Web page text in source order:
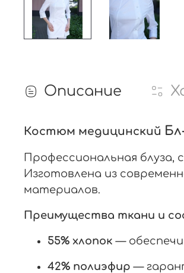
Описание
Костюм медицинский
Профессиональная блуза,
Изготовлена из
материалов.
Преимущества ткани и
55% хлопок —
42% полиэфир —